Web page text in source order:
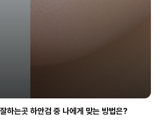
하는곳 하안검 중 나에게 맞는 방법은?